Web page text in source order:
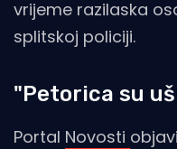
vrijeme razilaska
splitskoj policiji.
"Petorica su
Portal Novosti